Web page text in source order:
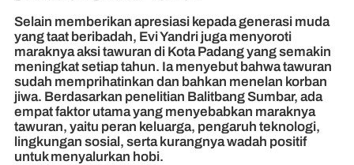
Selain memberikan apresiasi kepada generasi muda
yang taat beribadah, Evi Yandri juga menyoroti
maraknya aksi tawuran di Kota Padang yang semakin
meningkat setiap tahun. Ia menyebut bahwa tawuran
sudah memprihatinkan dan bahkan menelan korban
jiwa. Berdasarkan penelitian Balitbang Sumbar, ada
empat faktor utama yang menyebabkan maraknya
tawuran, yaitu peran keluarga, pengaruh teknologi,
lingkungan sosial, serta kurangnya wadah positif
untuk menyalurkan hobi.